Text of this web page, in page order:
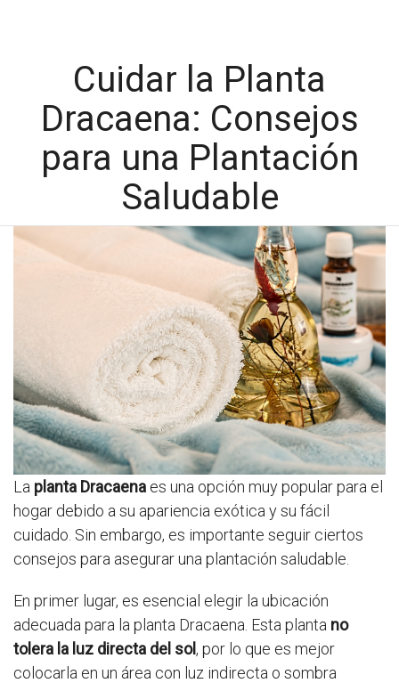
Cuidar la Planta
Dracaena: Consejos
para una Plantación
Saludable
La planta Dracaena es una opción muy popular para el
hogar debido a su apariencia exótica y su fácil
cuidado. Sin embargo, es importante seguir ciertos
consejos para asegurar una plantación saludable.
En primer lugar, es esencial elegir la ubicación
adecuada para la planta Dracaena. Esta planta no
tolera la luz directa del sol, por lo que es mejor
colocarla en un área con luz indirecta o sombra